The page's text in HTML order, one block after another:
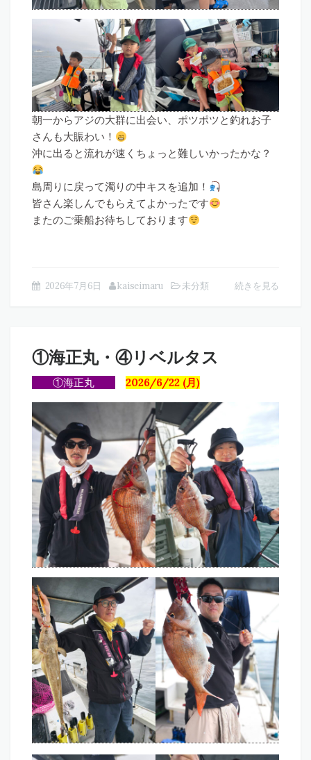
朝一からアジの大群に出会い、ポツポツと釣れお子
さんも大賑わい！
沖に出ると流れが速くちょっと難しいかったかな？
島周りに戻って濁りの中キスを追加！
皆さん楽しんでもらえてよかったです
またのご乗船お待ちしております
2026年7月6日 kaiseimaru 未分類 続きを見る
①海正丸・④リベルタス
①海正丸 2026/6/22 (月)